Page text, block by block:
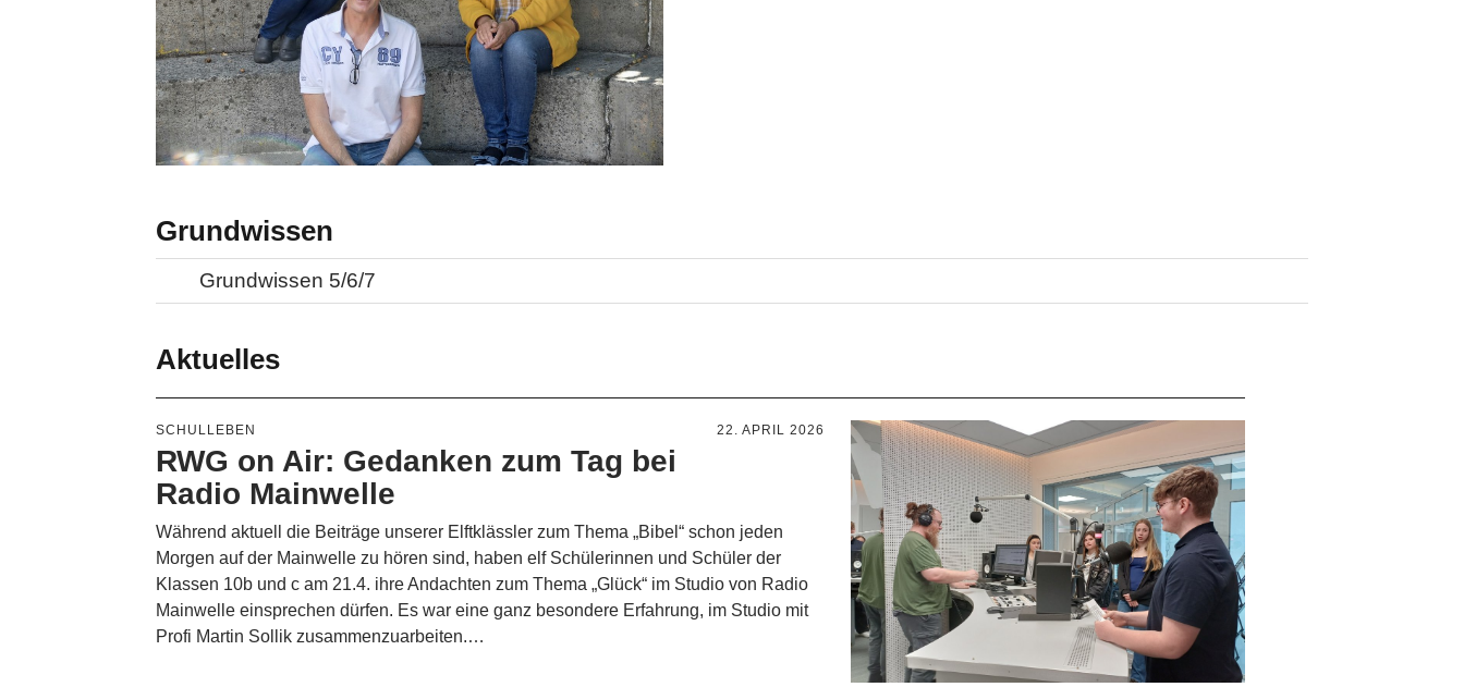
Grundwissen
Grundwissen 5/6/7
Aktuelles
SCHULLEBEN 22. APRIL 2026
RWG on Air: Gedanken zum Tag bei
Radio Mainwelle
Während aktuell die Beiträge unserer Elftklässler zum Thema „Bibel“ schon jeden
Morgen auf der Mainwelle zu hören sind, haben elf Schülerinnen und Schüler der
Klassen 10b und c am 21.4. ihre Andachten zum Thema „Glück“ im Studio von Radio
Mainwelle einsprechen dürfen. Es war eine ganz besondere Erfahrung, im Studio mit
Profi Martin Sollik zusammenzuarbeiten.…